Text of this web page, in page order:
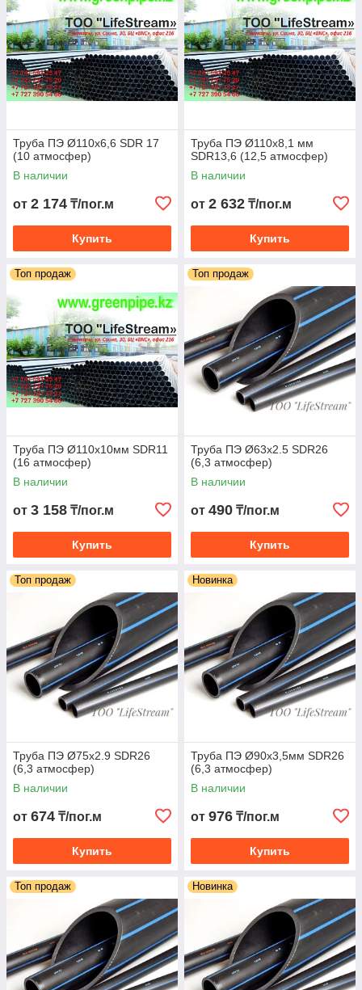
Труба ПЭ Ø110х6,6 SDR 17
(10 атмосфер)
В наличии
от 2 174 ₸/пог.м
Купить
Труба ПЭ Ø110х8,1 мм
SDR13,6 (12,5 атмосфер)
В наличии
от 2 632 ₸/пог.м
Купить
Топ продаж
Труба ПЭ Ø110х10мм SDR11
(16 атмосфер)
В наличии
от 3 158 ₸/пог.м
Купить
Топ продаж
Труба ПЭ Ø63х2.5 SDR26
(6,3 атмосфер)
В наличии
от 490 ₸/пог.м
Купить
Топ продаж
Труба ПЭ Ø75х2.9 SDR26
(6,3 атмосфер)
В наличии
от 674 ₸/пог.м
Купить
Новинка
Труба ПЭ Ø90х3,5мм SDR26
(6,3 атмосфер)
В наличии
от 976 ₸/пог.м
Купить
Топ продаж Новинка